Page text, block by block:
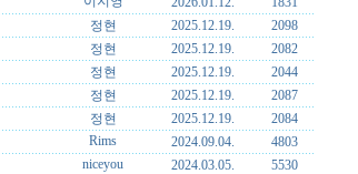
정현 2025.12.19.
2098
정현 2025.12.19.
2082
정현 2025.12.19.
2044
정현 2025.12.19.
2087
정현 2025.12.19.
2084
Rims 2024.09.04.
4803
niceyou 2024.03.05.
5530